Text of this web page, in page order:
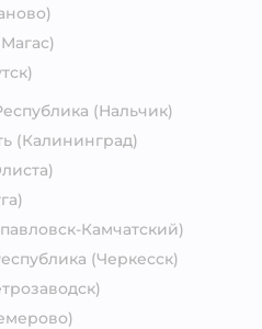
(Нальчик)
(Калининград)
Камчатский)
(Черкесск)